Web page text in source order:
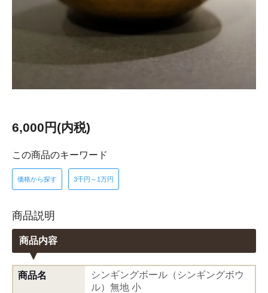
6,000円(内税)
この商品のキーワード
価格から探す 3千円～1万円
商品説明
商品内容
商品名
シンギングボール（シンギングボウ
ル）無地 小